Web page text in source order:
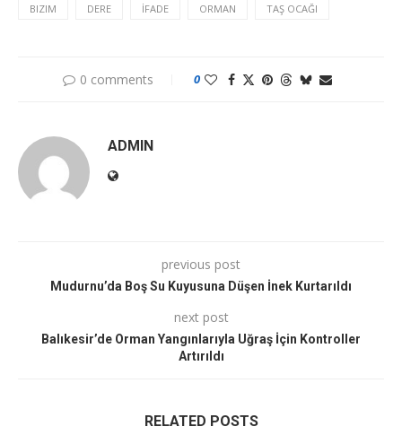
BIZIM DERE İFADE ORMAN TAŞ OCAĞI
0 comments 0
ADMIN
previous post
Mudurnu’da Boş Su Kuyusuna Düşen İnek Kurtarıldı
next post
Balıkesir’de Orman Yangınlarıyla Uğraş İçin Kontroller
Artırıldı
RELATED POSTS